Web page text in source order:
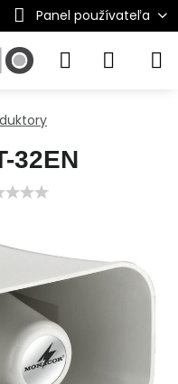
Panel používateľa
32EN